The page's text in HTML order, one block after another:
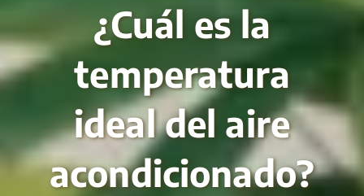
¿Cuál es la
temperatura
ideal del aire
acondicionado?